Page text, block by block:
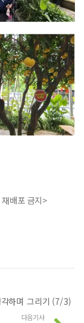
배포 금지>
하며 그리기 (7/3)
다음기사